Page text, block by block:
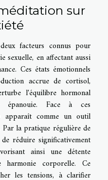
sur
facteurs connus pour
sexuelle, en affectant aussi
Ces états émotionnels
accrue de cortisol,
l'équilibre hormonal
Face à ces
apparaît comme un outil
la pratique régulière de
réduire significativement
ainsi une détente
corporelle. Ce
les tensions, à clarifier